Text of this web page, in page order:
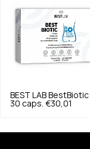
BEST LAB BestBiotic
30 caps. €30,01